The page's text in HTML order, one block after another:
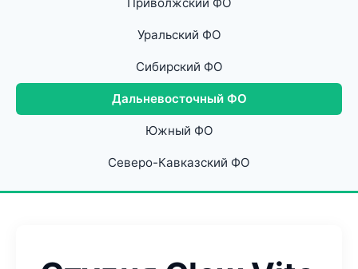
Уральский ФО
Сибирский ФО
Дальневосточный ФО
Южный ФО
Северо-Кавказский ФО